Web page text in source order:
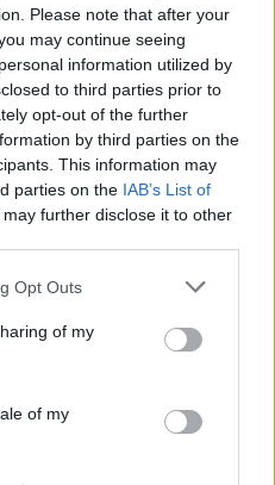
Please note that after your
may continue seeing
information utilized by
to third parties prior to
opt-out of the further
by third parties on the
This information may
parties on the IAB’s List of
may further disclose it to other
uses one or more Google
behaviour. You may click to
and its third-party tags to
purposes in below Google
Opt Outs
of my
of my